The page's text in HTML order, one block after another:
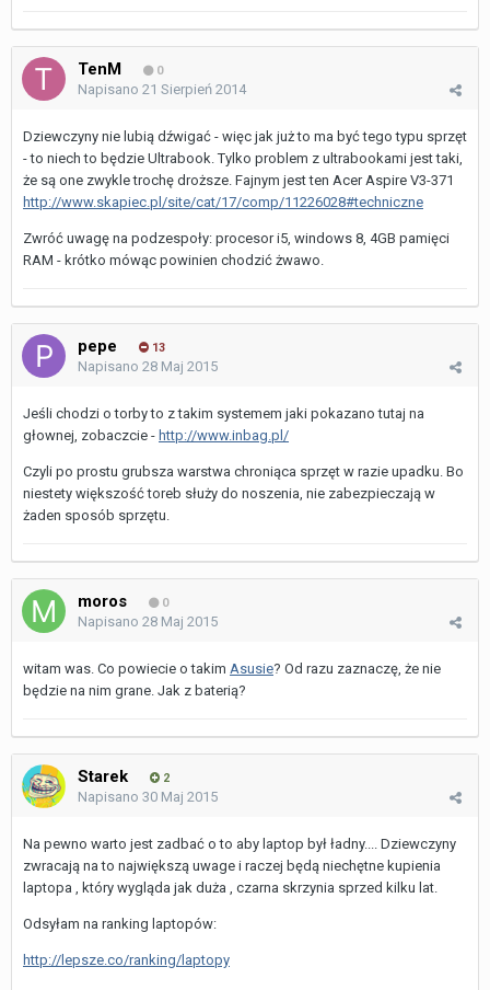
TenM 0
Napisano 21 Sierpień 2014
Dziewczyny nie lubią dźwigać - więc jak już to ma być tego typu sprzęt
- to niech to będzie Ultrabook. Tylko problem z ultrabookami jest taki,
że są one zwykle trochę droższe. Fajnym jest ten Acer Aspire V3-371
http://www.skapiec.pl/site/cat/17/comp/11226028#techniczne
Zwróć uwagę na podzespoły: procesor i5, windows 8, 4GB pamięci
RAM - krótko mówąc powinien chodzić żwawo.
pepe 13
Napisano 28 Maj 2015
Jeśli chodzi o torby to z takim systemem jaki pokazano tutaj na
głownej, zobaczcie - http://www.inbag.pl/
Czyli po prostu grubsza warstwa chroniąca sprzęt w razie upadku. Bo
niestety większość toreb służy do noszenia, nie zabezpieczają w
żaden sposób sprzętu.
moros 0
Napisano 28 Maj 2015
witam was. Co powiecie o takim Asusie? Od razu zaznaczę, że nie
będzie na nim grane. Jak z baterią?
Starek 2
Napisano 30 Maj 2015
Na pewno warto jest zadbać o to aby laptop był ładny.... Dziewczyny
zwracają na to największą uwage i raczej będą niechętne kupienia
laptopa , który wygląda jak duża , czarna skrzynia sprzed kilku lat.
Odsyłam na ranking laptopów:
http://lepsze.co/ranking/laptopy